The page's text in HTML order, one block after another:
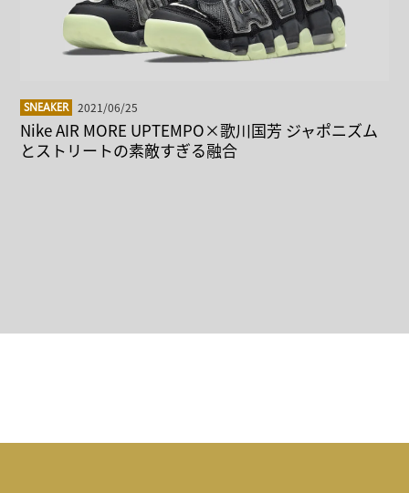
SNEAKER 2021/06/25
Nike AIR MORE UPTEMPO×歌川国芳 ジャポニズム
とストリートの素敵すぎる融合